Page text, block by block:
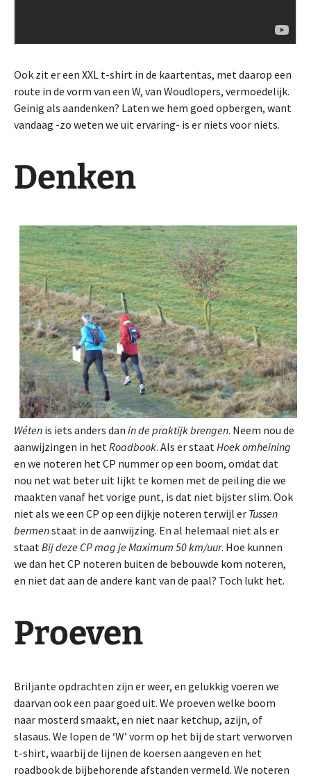
Ook zit er een XXL t-shirt in de kaartentas, met daarop een
route in de vorm van een W, van Woudlopers, vermoedelijk.
Geinig als aandenken? Laten we hem goed opbergen, want
vandaag -zo weten we uit ervaring- is er niets voor niets.
Denken
Wéten is iets anders dan in de praktijk brengen. Neem nou de
aanwijzingen in hetRoadbook. Als er staatHoek omheining
en we noteren het CP nummer op een boom, omdat dat
nou net wat beter uit lijkt te komen met de peiling die we
maakten vanaf het vorige punt, is dat niet bijster slim. Ook
niet als we een CP op een dijkje noteren terwijl er Tussen
bermenstaat in de aanwijzing. En al helemaal niet als er
staatBij deze CP mag je Maximum 50 km/uur. Hoe kunnen
we dan het CP noteren buiten de bebouwde kom noteren,
en niet dat aan de andere kant van de paal? Toch lukt het.
Proeven
Briljante opdrachten zijn er weer, en gelukkig voeren we
daarvan ook een paar goed uit. We proeven welke boom
naar mosterd smaakt, en niet naar ketchup, azijn, of
slasaus. We lopen de ‘W’ vorm op het bij de start verworven
t-shirt, waarbij de lijnen de koersen aangeven en het
roadbook de bijbehorende afstanden vermeld. We noteren